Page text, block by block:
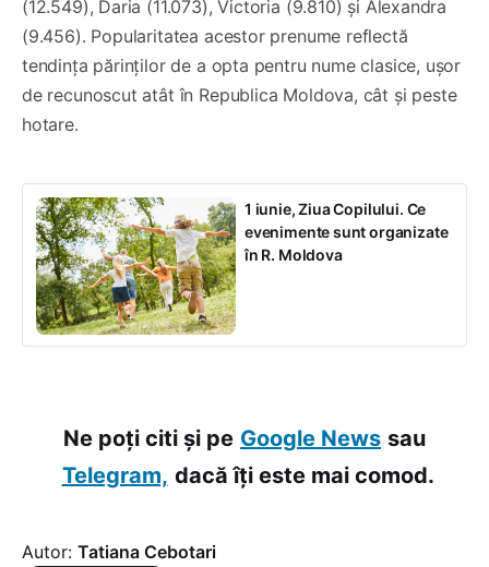
(12.549), Daria (11.073), Victoria (9.810) și Alexandra
(9.456). Popularitatea acestor prenume reflectă
tendința părinților de a opta pentru nume clasice, ușor
de recunoscut atât în Republica Moldova, cât și peste
hotare.
1 iunie, Ziua Copilului. Ce
evenimente sunt organizate
în R. Moldova
Ne poți citi și pe Google News sau
Telegram, dacă îți este mai comod.
Autor: Tatiana Cebotari